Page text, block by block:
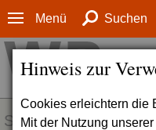
Hinweis zur
Cookies erleichtern die
Mit der Nutzung
Menü Suchen
SERVICE